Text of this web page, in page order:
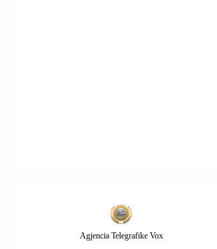
Agjencia Telegrafike Vox